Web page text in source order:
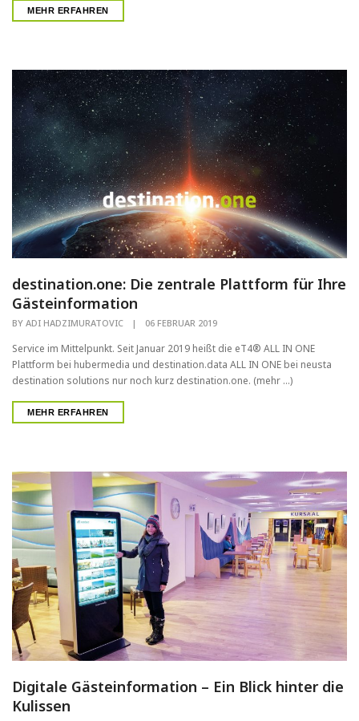
MEHR ERFAHREN
destination.one: Die zentrale Plattform für Ihre
Gästeinformation
BY ADI HADZIMURATOVIC | 06 FEBRUAR 2019
Service im Mittelpunkt. Seit Januar 2019 heißt die eT4® ALL IN ONE
Plattform bei hubermedia und destination.data ALL IN ONE bei neusta
destination solutions nur noch kurz destination.one. (mehr …)
MEHR ERFAHREN
Digitale Gästeinformation – Ein Blick hinter die
Kulissen